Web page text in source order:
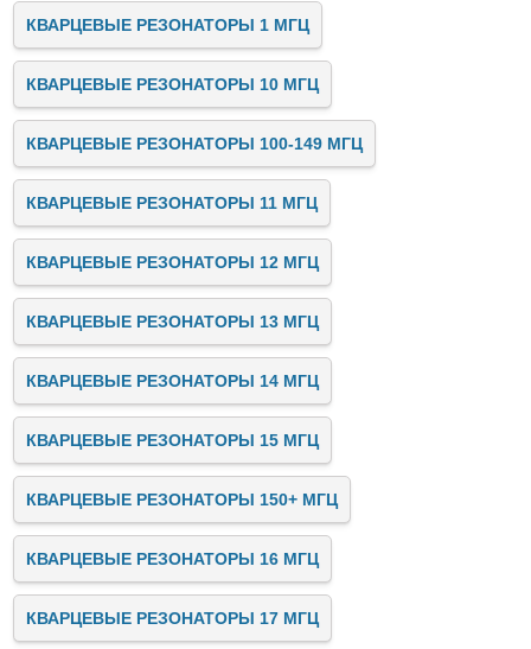
КВАРЦЕВЫЕ РЕЗОНАТОРЫ 1 МГЦ
КВАРЦЕВЫЕ РЕЗОНАТОРЫ 10 МГЦ
КВАРЦЕВЫЕ РЕЗОНАТОРЫ 100-149 МГЦ
КВАРЦЕВЫЕ РЕЗОНАТОРЫ 11 МГЦ
КВАРЦЕВЫЕ РЕЗОНАТОРЫ 12 МГЦ
КВАРЦЕВЫЕ РЕЗОНАТОРЫ 13 МГЦ
КВАРЦЕВЫЕ РЕЗОНАТОРЫ 14 МГЦ
КВАРЦЕВЫЕ РЕЗОНАТОРЫ 15 МГЦ
КВАРЦЕВЫЕ РЕЗОНАТОРЫ 150+ МГЦ
КВАРЦЕВЫЕ РЕЗОНАТОРЫ 16 МГЦ
КВАРЦЕВЫЕ РЕЗОНАТОРЫ 17 МГЦ